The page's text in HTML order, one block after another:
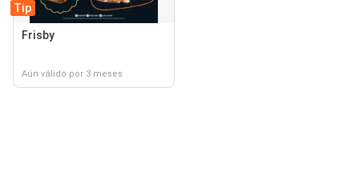
Tip
Frisby
Aún válido por 3 meses